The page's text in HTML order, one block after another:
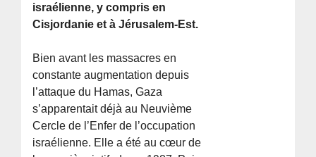
israélienne, y compris en
Cisjordanie et à Jérusalem-Est.
Bien avant les massacres en
constante augmentation depuis
l’attaque du Hamas, Gaza
s’apparentait déjà au Neuvième
Cercle de l’Enfer de l’occupation
israélienne. Elle a été au cœur de